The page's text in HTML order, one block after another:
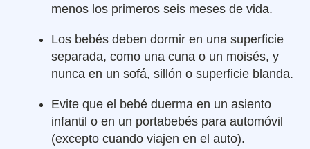
menos los primeros seis meses de vida.
Los bebés deben dormir en una superficie
separada, como una cuna o un moisés, y
nunca en un sofá, sillón o superficie blanda.
Evite que el bebé duerma en un asiento
infantil o en un portabebés para automóvil
(excepto cuando viajen en el auto).